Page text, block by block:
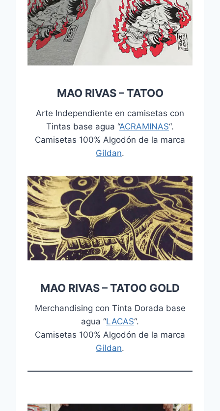
MAO RIVAS – TATOO
Arte Independiente en camisetas con
Tintas base agua “ACRAMINAS“.
Camisetas 100% Algodón de la marca
Gildan.
MAO RIVAS – TATOO GOLD
Merchandising con Tinta Dorada base
agua “LACAS“.
Camisetas 100% Algodón de la marca
Gildan.